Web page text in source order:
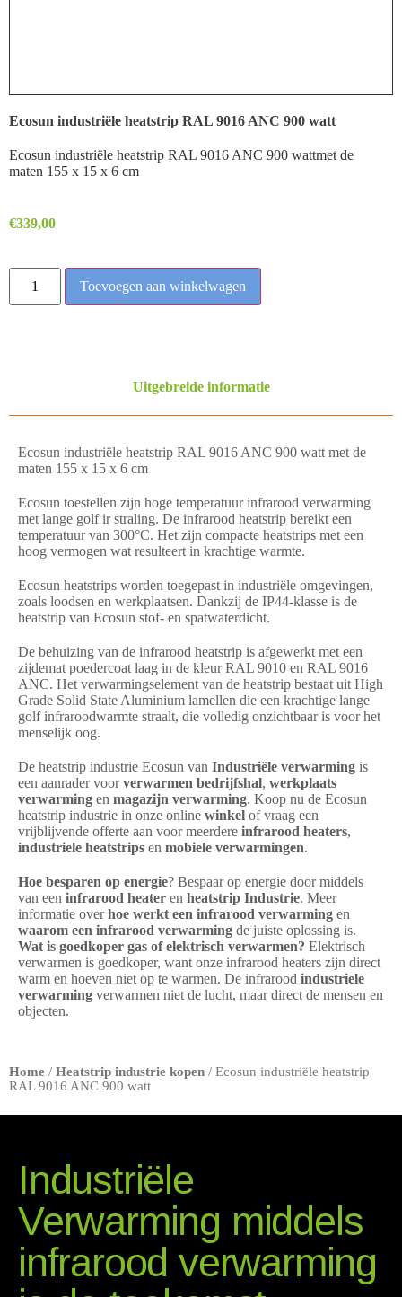
Ecosun industriële heatstrip RAL 9016 ANC 900 watt
Ecosun industriële heatstrip RAL 9016 ANC 900 wattmet de
maten 155 x 15 x 6 cm
€339,00
Toevoegen aan winkelwagen
Uitgebreide informatie
Ecosun industriële heatstrip RAL 9016 ANC 900 watt met de
maten 155 x 15 x 6 cm
Ecosun toestellen zijn hoge temperatuur infrarood verwarming
met lange golf ir straling. De infrarood heatstrip bereikt een
temperatuur van 300°C. Het zijn compacte heatstrips met een
hoog vermogen wat resulteert in krachtige warmte.
Ecosun heatstrips worden toegepast in industriële omgevingen,
zoals loodsen en werkplaatsen. Dankzij de IP44-klasse is de
heatstrip van Ecosun stof- en spatwaterdicht.
De behuizing van de infrarood heatstrip is afgewerkt met een
zijdemat poedercoat laag in de kleur RAL 9010 en RAL 9016
ANC. Het verwarmingselement van de heatstrip bestaat uit High
Grade Solid State Aluminium lamellen die een krachtige lange
golf infraroodwarmte straalt, die volledig onzichtbaar is voor het
menselijk oog.
De heatstrip industrie Ecosun van Industriële verwarming is
een aanrader voorverwarmen bedrijfshal, werkplaats
verwarming en magazijn verwarming. Koop nu de Ecosun
heatstrip industrie in onze online winkel of vraag een
vrijblijvende offerte aan voor meerdere infrarood heaters,
industriele heatstrips en mobiele verwarmingen.
Hoe besparen op energie? Bespaar op energie door middels
van een infrarood heater en heatstrip Industrie. Meer
informatie overhoe werkt een infrarood verwarming en
waarom een infrarood verwarming de juiste oplossing is.
Wat is goedkoper gas of elektrisch verwarmen? Elektrisch
verwarmen is goedkoper, want onze infrarood heaters zijn direct
warm en hoeven niet op te warmen. De infrarood industriele
verwarming verwarmen niet de lucht, maar direct de mensen en
objecten.
Home / Heatstrip industrie kopen / Ecosun industriële heatstrip
RAL 9016 ANC 900 watt
Industriële
Verwarming middels
infrarood verwarming